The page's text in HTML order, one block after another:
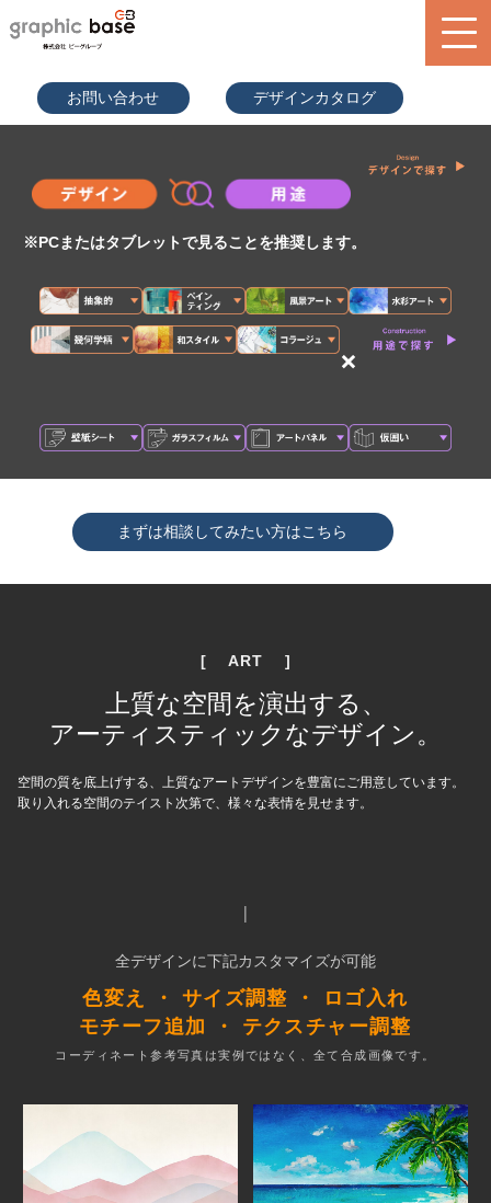
お問い合わせ デザインカタログ
design library
search
※PCまたはタブレットで見ることを推奨します。
×
まずは相談してみたい方はこちら
[　 ART 　]
上質な空間を演出する、
アーティスティックなデザイン。
空間の質を底上げする、上質なアートデザインを豊富にご用意しています。
取り入れる空間のテイスト次第で、様々な表情を見せます。
|
全デザインに下記カスタマイズが可能
色変え ・ サイズ調整 ・ ロゴ入れ
モチーフ追加 ・ テクスチャー調整
コーディネート参考写真は実例ではなく、全て合成画像です。